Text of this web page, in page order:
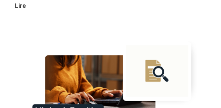
Lire